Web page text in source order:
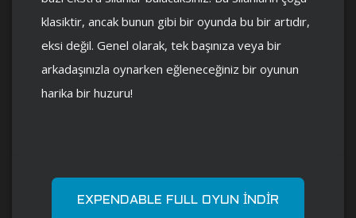
klasiktir, ancak bunun gibi bir oyunda bu bir artıdır,
eksi değil. Genel olarak, tek başınıza veya bir
arkadaşınızla oynarken eğleneceğiniz bir oyunun
harika bir huzuru!
EXPENDABLE FULL OYUN İNDIR